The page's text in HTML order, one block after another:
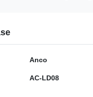
Anco
AC-LD08